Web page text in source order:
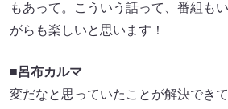
もあって。こういう話って、番組も
がらも楽しいと思います！
■呂布カルマ
変だなと思っていたことが解決でき